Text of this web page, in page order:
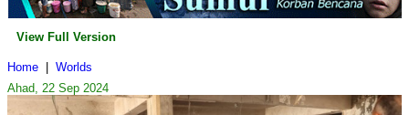
View Full Version
Home
Worlds
Ahad, 22 Sep 2024